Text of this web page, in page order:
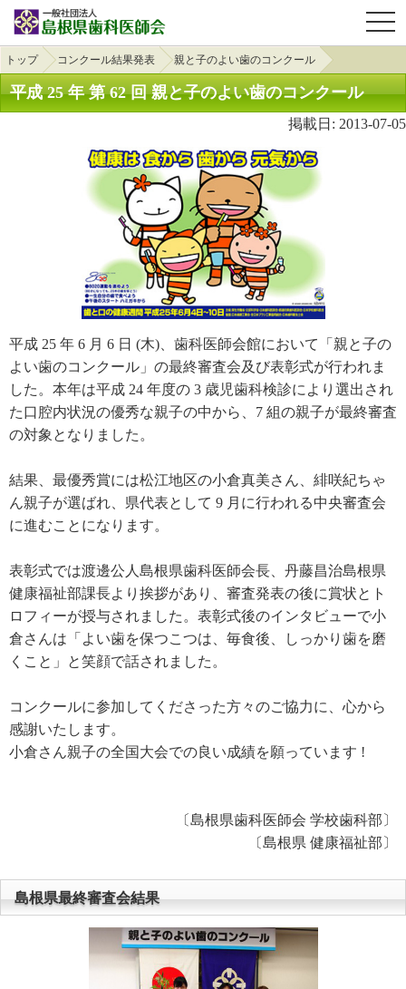
トップ コンクール結果発表 親と子のよい歯のコンクール
平成 25 年 第 62 回 親と子のよい歯のコンクール
掲載日: 2013-07-05
平成 25 年 6 月 6 日 (木)、歯科医師会館において「親と子の
よい歯のコンクール」の最終審査会及び表彰式が行われま
した。本年は平成 24 年度の 3 歳児歯科検診により選出され
た口腔内状況の優秀な親子の中から、7 組の親子が最終審査
の対象となりました。
結果、最優秀賞には松江地区の小倉真美さん、緋咲紀ちゃ
ん親子が選ばれ、県代表として 9 月に行われる中央審査会
に進むことになります。
表彰式では渡邊公人島根県歯科医師会長、丹藤昌治島根県
健康福祉部課長より挨拶があり、審査発表の後に賞状とト
ロフィーが授与されました。表彰式後のインタビューで小
倉さんは「よい歯を保つこつは、毎食後、しっかり歯を磨
くこと」と笑顔で話されました。
コンクールに参加してくださった方々のご協力に、心から
感謝いたします。
小倉さん親子の全国大会での良い成績を願っています !
〔島根県歯科医師会 学校歯科部〕
〔島根県 健康福祉部〕
島根県最終審査会結果